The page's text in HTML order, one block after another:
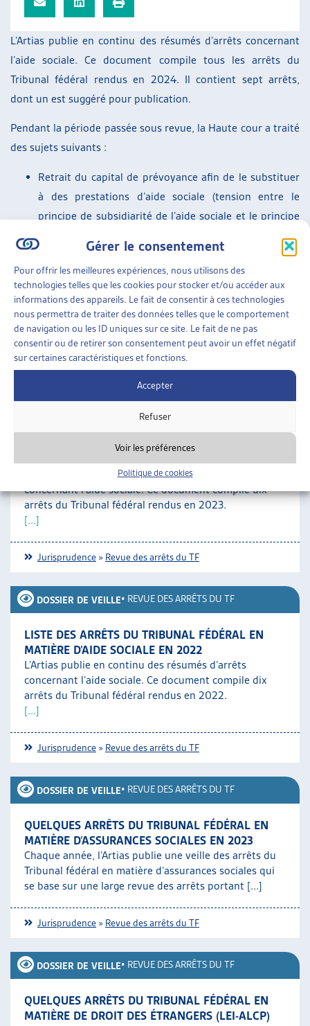
Gérer le consentement
Pour offrir les meilleures expériences, nous utilisons des
technologies telles que les cookies pour stocker et/ou accéder aux
informations des appareils. Le fait de consentir à ces technologies
nous permettra de traiter des données telles que le comportement
de navigation ou les ID uniques sur ce site. Le fait de ne pas
consentir ou de retirer son consentement peut avoir un effet négatif
sur certaines caractéristiques et fonctions.
Accepter
Refuser
Voir les préférences
Politique de cookies
L’Artias publie en continu des résumés d’arrêts concernant
l’aide sociale. Ce document compile tous les arrêts du
Tribunal fédéral rendus en 2024. Il contient sept arrêts,
dont un est suggéré pour publication.
Pendant la période passée sous revue, la Haute cour a traité
des sujets suivants :
Retrait du capital de prévoyance afin de le substituer
à des prestations d’aide sociale (tension entre le
principe de subsidiarité de l’aide sociale et le principe
sujet concerne deux arrêts ;
Date de début d’octroi de l’aide et montants alloués ;
Droit d’être entendu ;
Prise en charge du loyer d’un jeune adulte sans
formation vivant auprès de ses parents;
Détermination du domicile d’assistance, dans deux
arrêts également.
SUR LE MÊME THÈME…
LISTE DES ARRÊTS DU TRIBUNAL FÉDÉRAL EN
L’Artias publie en continu des résumés d’arrêts
concernant l’aide sociale. Ce document compile dix
arrêts du Tribunal fédéral rendus en 2023.
[...]
Jurisprudence » Revue des arrêts du TF
DOSSIER DE VEILLE• REVUE DES ARRÊTS DU TF
LISTE DES ARRÊTS DU TRIBUNAL FÉDÉRAL EN
MATIÈRE D’AIDE SOCIALE EN 2022
L’Artias publie en continu des résumés d’arrêts
concernant l’aide sociale. Ce document compile dix
arrêts du Tribunal fédéral rendus en 2022.
[...]
Jurisprudence » Revue des arrêts du TF
DOSSIER DE VEILLE• REVUE DES ARRÊTS DU TF
QUELQUES ARRÊTS DU TRIBUNAL FÉDÉRAL EN
MATIÈRE D’ASSURANCES SOCIALES EN 2023
Chaque année, l’Artias publie une veille des arrêts du
Tribunal fédéral en matière d’assurances sociales qui
se base sur une large revue des arrêts portant [...]
Jurisprudence » Revue des arrêts du TF
DOSSIER DE VEILLE• REVUE DES ARRÊTS DU TF
QUELQUES ARRÊTS DU TRIBUNAL FÉDÉRAL EN
MATIÈRE DE DROIT DES ÉTRANGERS (LEI-ALCP)